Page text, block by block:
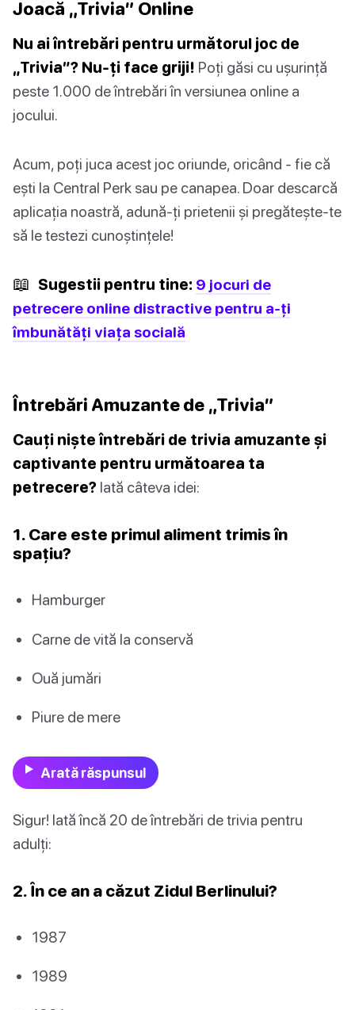
Joacă „Trivia” Online
Nu ai întrebări pentru următorul joc de
„Trivia”? Nu-ți face griji! Poți găsi cu ușurință
peste 1.000 de întrebări în versiunea online a
jocului.
Acum, poți juca acest joc oriunde, oricând - fie că
ești la Central Perk sau pe canapea. Doar descarcă
aplicația noastră, adună-ți prietenii și pregătește-te
să le testezi cunoștințele!
📖 Sugestii pentru tine: 9 jocuri de
petrecere online distractive pentru a-ți
îmbunătăți viața socială
Întrebări Amuzante de „Trivia”
Cauți niște întrebări de trivia amuzante și
captivante pentru următoarea ta
petrecere? Iată câteva idei:
1. Care este primul aliment trimis în
spațiu?
Hamburger
Carne de vită la conservă
Ouă jumări
Piure de mere
Arată răspunsul
Sigur! Iată încă 20 de întrebări de trivia pentru
adulți:
2. În ce an a căzut Zidul Berlinului?
1987
1989